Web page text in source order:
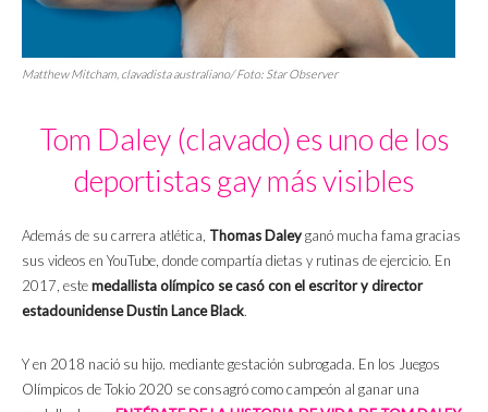
Matthew Mitcham, clavadista australiano/ Foto: Star Observer
Tom Daley (clavado) es uno de los
deportistas gay más visibles
Además de su carrera atlética, Thomas Daleyganó mucha fama gracias
sus videos en YouTube, donde compartía dietas y rutinas de ejercicio. En
2017, estemedallista olímpico se casó con el escritor y director
estadounidense Dustin Lance Black.
Y en 2018 nació su hijo. mediante gestación subrogada. En los Juegos
Olímpicos de Tokio 2020 se consagró como campeón al ganar una